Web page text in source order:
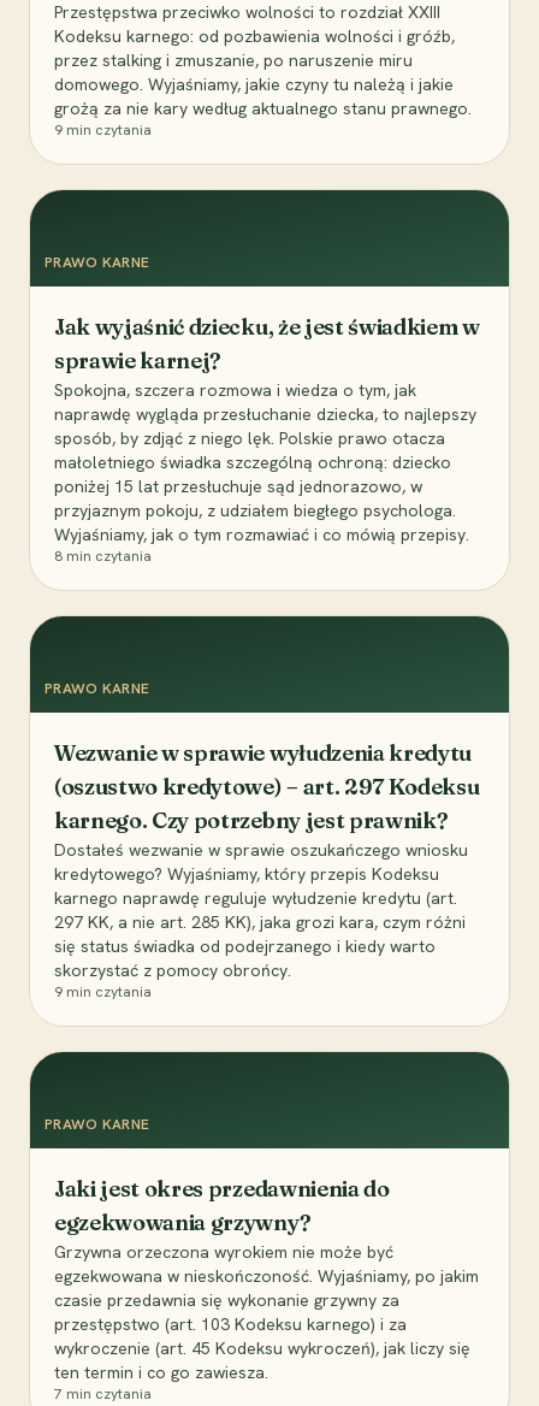
Przestępstwa przeciwko wolności to rozdział XXIII
Kodeksu karnego: od pozbawienia wolności i gróźb,
przez stalking i zmuszanie, po naruszenie miru
domowego. Wyjaśniamy, jakie czyny tu należą i jakie
grożą za nie kary według aktualnego stanu prawnego.
9 min czytania
PRAWO KARNE
Jak wyjaśnić dziecku, że jest świadkiem w
sprawie karnej?
Spokojna, szczera rozmowa i wiedza o tym, jak
naprawdę wygląda przesłuchanie dziecka, to najlepszy
sposób, by zdjąć z niego lęk. Polskie prawo otacza
małoletniego świadka szczególną ochroną: dziecko
poniżej 15 lat przesłuchuje sąd jednorazowo, w
przyjaznym pokoju, z udziałem biegłego psychologa.
Wyjaśniamy, jak o tym rozmawiać i co mówią przepisy.
8 min czytania
PRAWO KARNE
Wezwanie w sprawie wyłudzenia kredytu
(oszustwo kredytowe) – art. 297 Kodeksu
karnego. Czy potrzebny jest prawnik?
Dostałeś wezwanie w sprawie oszukańczego wniosku
kredytowego? Wyjaśniamy, który przepis Kodeksu
karnego naprawdę reguluje wyłudzenie kredytu (art.
297 KK, a nie art. 285 KK), jaka grozi kara, czym różni
się status świadka od podejrzanego i kiedy warto
skorzystać z pomocy obrońcy.
9 min czytania
PRAWO KARNE
Jaki jest okres przedawnienia do
egzekwowania grzywny?
Grzywna orzeczona wyrokiem nie może być
egzekwowana w nieskończoność. Wyjaśniamy, po jakim
czasie przedawnia się wykonanie grzywny za
przestępstwo (art. 103 Kodeksu karnego) i za
wykroczenie (art. 45 Kodeksu wykroczeń), jak liczy się
ten termin i co go zawiesza.
7 min czytania